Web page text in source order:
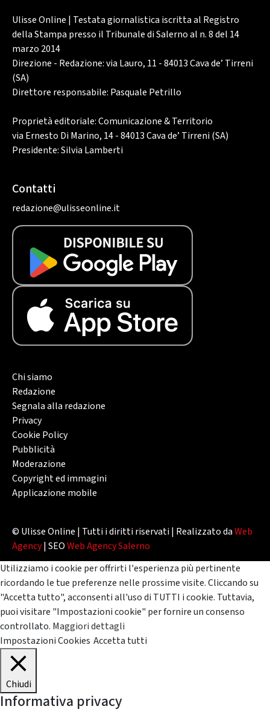
Ulisse Online | Testata giornalistica iscritta al Registro
della Stampa presso il Tribunale di Salerno al n. 8 del 14
marzo 2014
Direzione - Redazione: via Lauro, 11 - 84013 Cava de’ Tirreni
(SA)
Direttore responsabile: Pasquale Petrillo
Proprietà editoriale: Comunicazione & Territorio
via Ernesto Di Marino, 14 - 84013 Cava de’ Tirreni (SA)
Presidente: Silvia Lamberti
Contatti
redazione@ulisseonline.it
Chi siamo
Redazione
Segnala alla redazione
Privacy
Cookie Policy
Pubblicità
Moderazione
Copyright ed immagini
Applicazione mobile
© Ulisse Online | Tutti i diritti riservati | Realizzato daWeb
Agency| SEOWeb Agency Salerno
Utilizziamo i cookie per offrirti l'esperienza più pertinente
ricordando le tue preferenze nelle prossime visite. Cliccando su
"Accetta tutto", acconsenti all'uso di TUTTI i cookie. Tuttavia,
puoi visitare "Impostazioni cookie" per fornire un consenso
controllato. Maggiori dettagli
Impostazioni Cookies Accetta tutti
Chiudi
Informativa privacy